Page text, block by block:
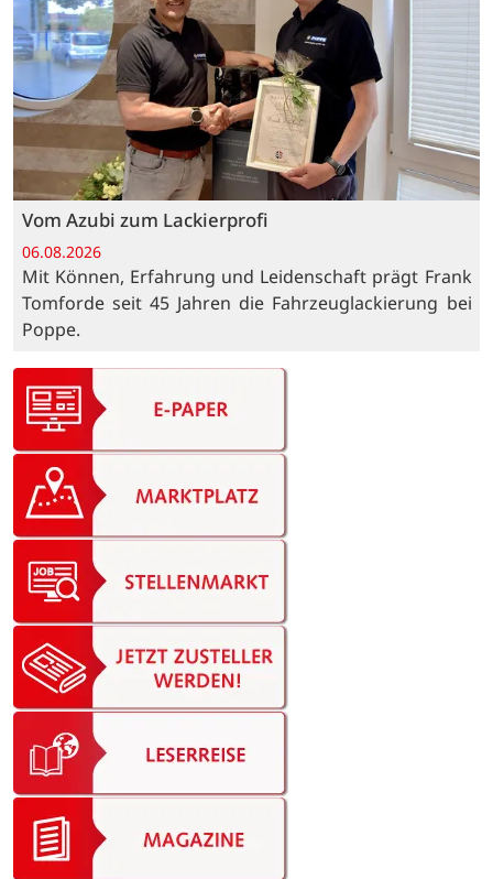
Vom Azubi zum Lackierprofi
06.08.2026
Mit Können, Erfahrung und Leidenschaft prägt Frank
Tomforde seit 45 Jahren die Fahrzeuglackierung bei
Poppe.